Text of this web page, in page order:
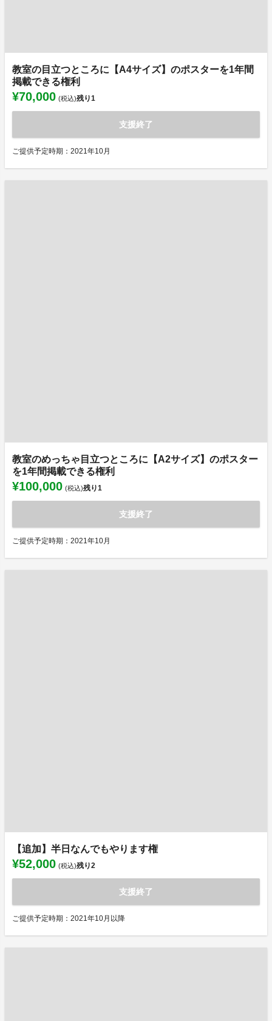
教室の目立つところに【A4サイズ】のポスターを1年間
掲載できる権利
¥70,000 (税込)残り1
支援終了
ご提供予定時期：2021年10月
教室のめっちゃ目立つところに【A2サイズ】のポスター
を1年間掲載できる権利
¥100,000 (税込)残り1
支援終了
ご提供予定時期：2021年10月
【追加】半日なんでもやります権
¥52,000 (税込)残り2
支援終了
ご提供予定時期：2021年10月以降